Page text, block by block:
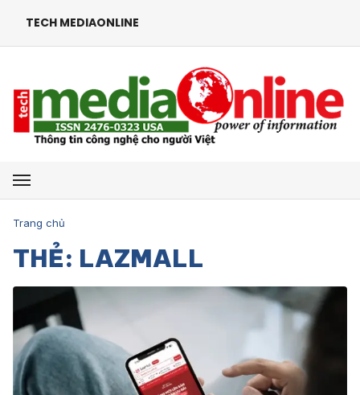
TECH MEDIAONLINE
Mở menu
Trang chủ
THẺ: LAZMALL